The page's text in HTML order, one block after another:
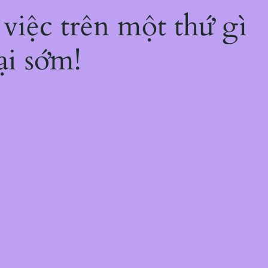
trên một thứ gì
sớm!